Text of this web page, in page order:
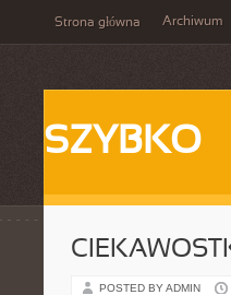
Strona główna Archiwum
SZYBKO
POSTED BY ADMIN